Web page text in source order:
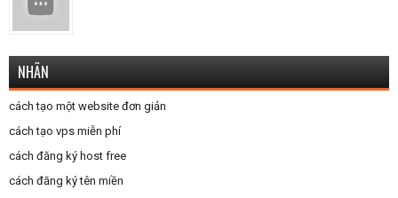
NHÃN
cách tạo một website đơn giản
cách tạo vps miễn phí
cách đăng ký host free
cách đăng ký tên miền